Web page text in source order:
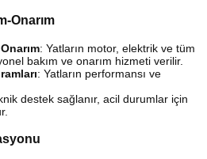
Onarım
: Yatların motor, elektrik ve tüm
bakım ve onarım hizmeti verilir.
: Yatların performansı ve
destek sağlanır, acil durumlar için